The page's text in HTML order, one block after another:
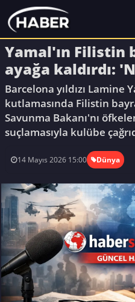
Yamal'ın Filistin
ayağa kaldırdı:
Barcelona yıldızı Lamine
kutlamasında Filistin
Savunma Bakanı'nı
suçlamasıyla kulübe
14 Mayıs 2026 15:00 Dünya